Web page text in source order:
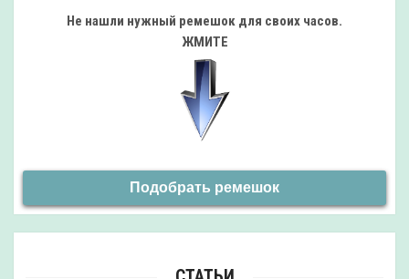
Не нашли нужный ремешок для своих часов.
ЖМИТЕ
Подобрать ремешок